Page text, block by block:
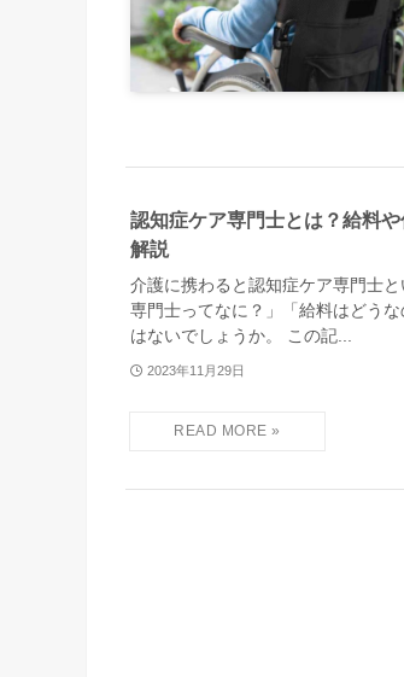
認知症ケア専門士とは？給料
解説
介護に携わると認知症ケア専門士
専門士ってなに？」「給料はどう
はないでしょうか。 この記...
2023年11月29日